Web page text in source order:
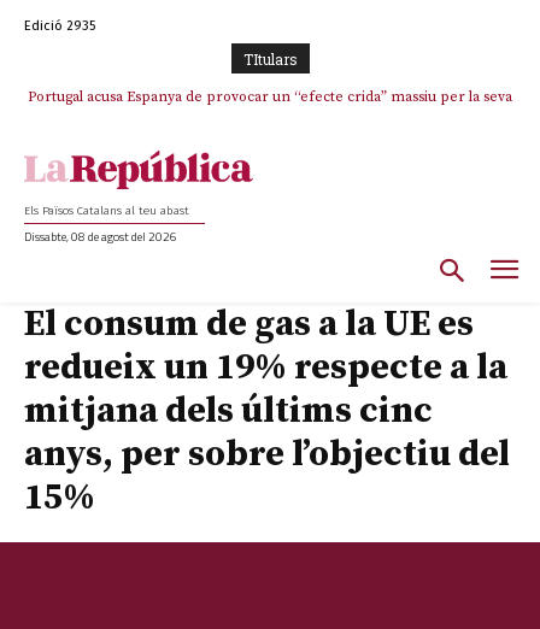
Edició 2935
TItulars
Portugal acusa Espanya de provocar un “efecte crida” massiu per la seva
El col·lapse de l’operació de Marc Puigtió a Girona: desbandada de
Els Països Catalans al teu abast
Dissabte, 08 de agost del 2026
El consum de gas a la UE es
redueix un 19% respecte a la
mitjana dels últims cinc
anys, per sobre l’objectiu del
15%